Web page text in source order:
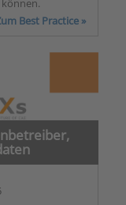
Best Practice »